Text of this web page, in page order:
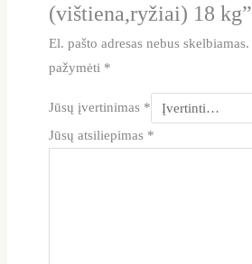
(vištiena,ryžiai) 18 kg”
El. pašto adresas nebus skelbiamas.
pažymėti *
Jūsų įvertinimas *
Jūsų atsiliepimas *